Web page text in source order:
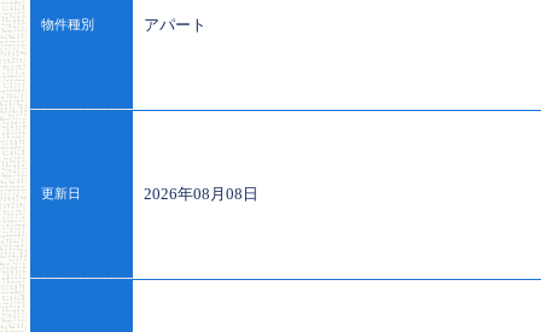
物件種別 アパート
更新日 2026年08月08日